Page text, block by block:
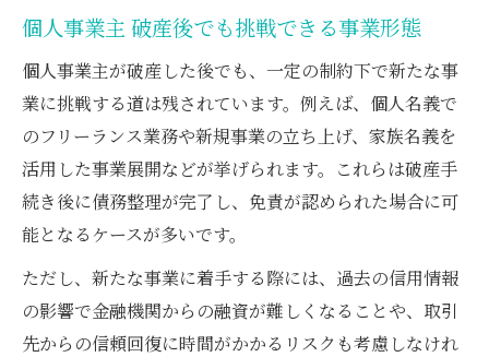
個人事業主 破産後でも挑戦できる事業形態
個人事業主が破産した後でも、一定の制約下で新たな事
業に挑戦する道は残されています。例えば、個人名義で
のフリーランス業務や新規事業の立ち上げ、家族名義を
活用した事業展開などが挙げられます。これらは破産手
続き後に債務整理が完了し、免責が認められた場合に可
能となるケースが多いです。
ただし、新たな事業に着手する際には、過去の信用情報
の影響で金融機関からの融資が難しくなることや、取引
先からの信頼回復に時間がかかるリスクも考慮しなけれ